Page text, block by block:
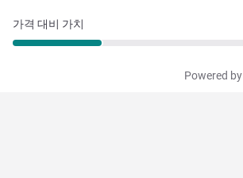
가격 대비 가치
Powered by